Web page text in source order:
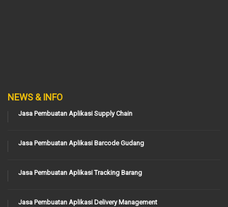
NEWS & INFO
Jasa Pembuatan Aplikasi Supply Chain
Jasa Pembuatan Aplikasi Barcode Gudang
Jasa Pembuatan Aplikasi Tracking Barang
Jasa Pembuatan Aplikasi Delivery Management